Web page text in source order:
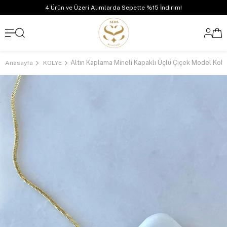
4 Ürün ve Üzeri Alımlarda Sepette %15 İndirim!
Anasayfa KOLYE